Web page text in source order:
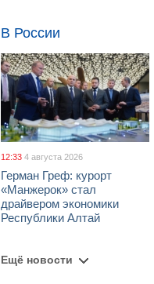
В России
12:33 4 августа 2026
Герман Греф: курорт
«Манжерок» стал
драйвером экономики
Республики Алтай
Ещё новости